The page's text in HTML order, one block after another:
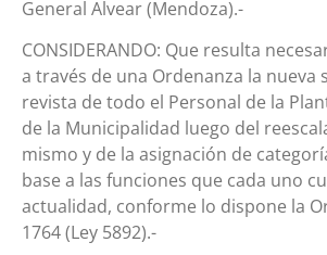
General Alvear (Mendoza).-
CONSIDERANDO: Que resulta
a través de una Ordenanza la nueva
revista de todo el Personal de la
de la Municipalidad luego del
mismo y de la asignación de
base a las funciones que cada uno
actualidad, conforme lo dispone la
1764 (Ley 5892).-